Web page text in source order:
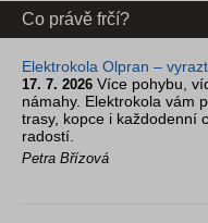
Co právě frčí?
Elektrokola Olpran –
17. 7. 2026 Více pohybu,
námahy. Elektrokola vám
trasy, kopce i každodenní
radostí.
Petra Břízová